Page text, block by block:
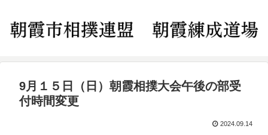
9月１５日（日）朝霞相撲大会午後の部受
付時間変更
2024.09.14